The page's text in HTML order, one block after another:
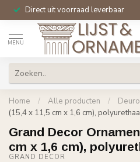
Direct uit voorraad leverbaar
MENU
Home / Alle producten /
(15,4 x 11,5 cm x 1,6 cm),
Grand Decor
cm x 1,6 cm),
GRAND DECOR